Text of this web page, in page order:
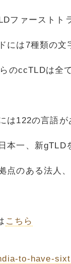
ファーストト
には7種類の
のccTLDは全
は122の言語
本一、新gTLD
点のある法人
こちら
to-have-